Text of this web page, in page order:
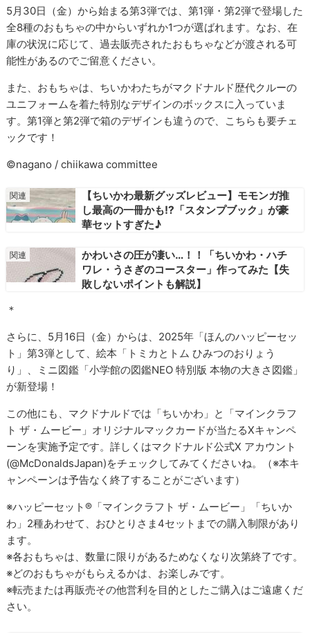
5月30日（金）から始まる第3弾では、第1弾・第2弾で登場した
全8種のおもちゃの中からいずれか1つが選ばれます。なお、在
庫の状況に応じて、過去販売されたおもちゃなどが渡される可
能性があるのでご留意ください。
また、おもちゃは、ちいかわたちがマクドナルド歴代クルーの
ユニフォームを着た特別なデザインのボックスに入っていま
す。第1弾と第2弾で箱のデザインも違うので、こちらも要チェ
ックです！
©nagano / chiikawa committee
【ちいかわ最新グッズレビュー】モモンガ推
し最高の一冊かも!?「スタンプブック」が豪
華セットすぎた♪
かわいさの圧が凄い…！！「ちいかわ・ハチ
ワレ・うさぎのコースター」作ってみた【失
敗しないポイントも解説】
＊
さらに、5月16日（金）からは、2025年「ほんのハッピーセッ
ト」第3弾として、絵本「トミカとトム ひみつのおりょう
り」、ミニ図鑑「小学館の図鑑NEO 特別版 本物の大きさ図鑑」
が新登場！
この他にも、マクドナルドでは「ちいかわ」と「マインクラフ
ト ザ・ムービー」オリジナルマックカードが当たるXキャンペ
ーンを実施予定です。詳しくはマクドナルド公式X アカウント
(@McDonaldsJapan)をチェックしてみてくださいね。（※本キ
ャンペーンは予告なく終了することがございます）
※ハッピーセット®「マインクラフト ザ・ムービー」「ちいか
わ」2種あわせて、おひとりさま4セットまでの購入制限があり
ます。
※各おもちゃは、数量に限りがあるためなくなり次第終了です。
※どのおもちゃがもらえるかは、お楽しみです。
※転売または再販売その他営利を目的としたご購入はご遠慮くだ
さい。